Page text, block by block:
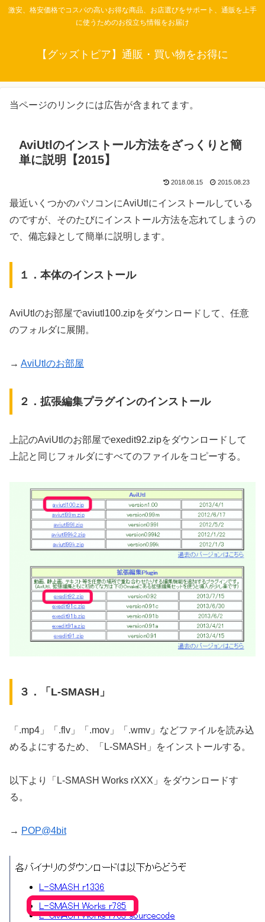
激安、格安価格でコスパの高いお得な商品、お店選びをサポート、通販を上手
に使うためのお役立ち情報をお届け
【グッズトピア】通販・買い物をお得に
当ページのリンクには広告が含まれてます。
AviUtlのインストール方法をざっくりと簡
単に説明【2015】
2018.08.15 2015.08.23
最近いくつかのパソコンにAviUtlにインストールしている
のですが、そのたびにインストール方法を忘れてしまうの
で、備忘録として簡単に説明します。
１．本体のインストール
AviUtlのお部屋でaviutl100.zipをダウンロードして、任意
のフォルダに展開。
→ AviUtlのお部屋
２．拡張編集プラグインのインストール
上記のAviUtlのお部屋でexedit92.zipをダウンロードして
上記と同じフォルダにすべてのファイルをコピーする。
３．「L-SMASH」
「.mp4」「.flv」「.mov」「.wmv」などファイルを読み込
めるよにするため、「L-SMASH」をインストールする。
以下より「L-SMASH Works rXXX」をダウンロードす
る。
→ POP@4bit